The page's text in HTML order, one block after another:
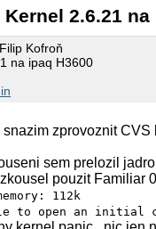
Kernel 2.6.21 na
Kofroň
na ipaq H3600
zprovoznit
sem prelozil
pouzit Familiar
112k
to open an initial